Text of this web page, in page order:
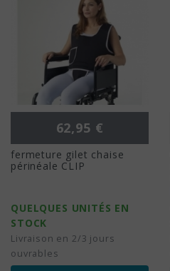
Prix
62,95 €
fermeture gilet chaise
périnéale CLIP
QUELQUES UNITÉS EN
STOCK
Livraison en 2/3 jours
ouvrables